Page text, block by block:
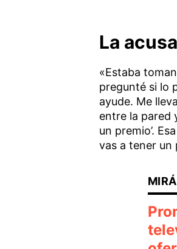
La
«Estaba
pregunté si lo
ayude. Me
entre la pared
un premio’.
vas a tener un